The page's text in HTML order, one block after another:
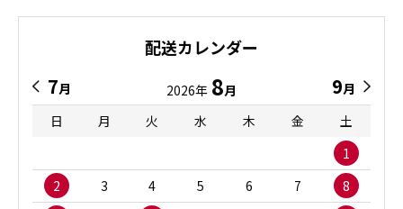
配送カレンダー
7月 2026年 8月 9月
日
月 火 水 木 金
土
1
2
3 4 5 6 7
8